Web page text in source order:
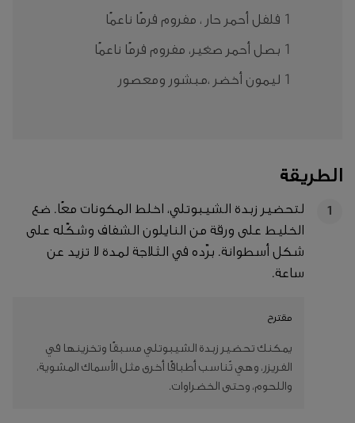
1 فلفل أحمر حار ، مفروم فرمًا ناعمًا
1 بصل أحمر صغير، مفروم فرمًا ناعمًا
1 ليمون أخضر ،مبشور ومعصور
الطريقة
1
لتحضير زبدة الشيبوتلي، اخلط المكونات معًا. ضع
الخليط على ورقة من النايلون الشفاف وشكّله على
شكل أسطوانة. برّده في الثلاجة لمدة لا تزيد عن
ساعة.
مقترح
يمكنك تحضير زبدة الشيبوتلي مسبقًا وتخزينها في
الفريزر، وهي تُناسب أطباقًا أخرى مثل الأسماك المشوية،
واللحوم، وحتى الخضراوات.